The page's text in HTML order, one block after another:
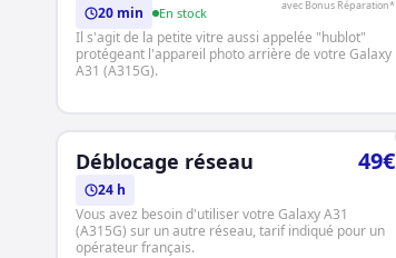
avec Bonus Réparation*
20 min En stock
Il s'agit de la petite vitre aussi appelée "hublot"
protégeant l'appareil photo arrière de votre Galaxy
A31 (A315G).
Déblocage réseau 49€
24 h
Vous avez besoin d'utiliser votre Galaxy A31
(A315G) sur un autre réseau, tarif indiqué pour un
opérateur français.